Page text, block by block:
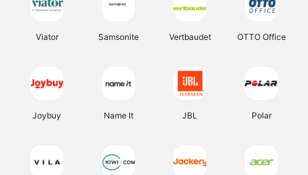
Viator Samsonite Vertbaudet OTTO Office
Joybuy Name It JBL Polar